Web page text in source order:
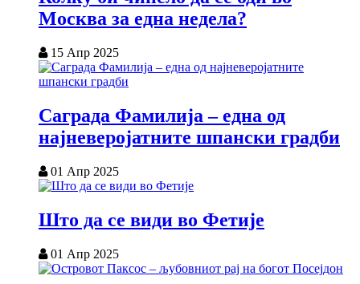
Москва за една недела?
15 Апр 2025
Саграда Фамилија – една од
најневеројатните шпански градби
01 Апр 2025
Што да се види во Фетије
01 Апр 2025